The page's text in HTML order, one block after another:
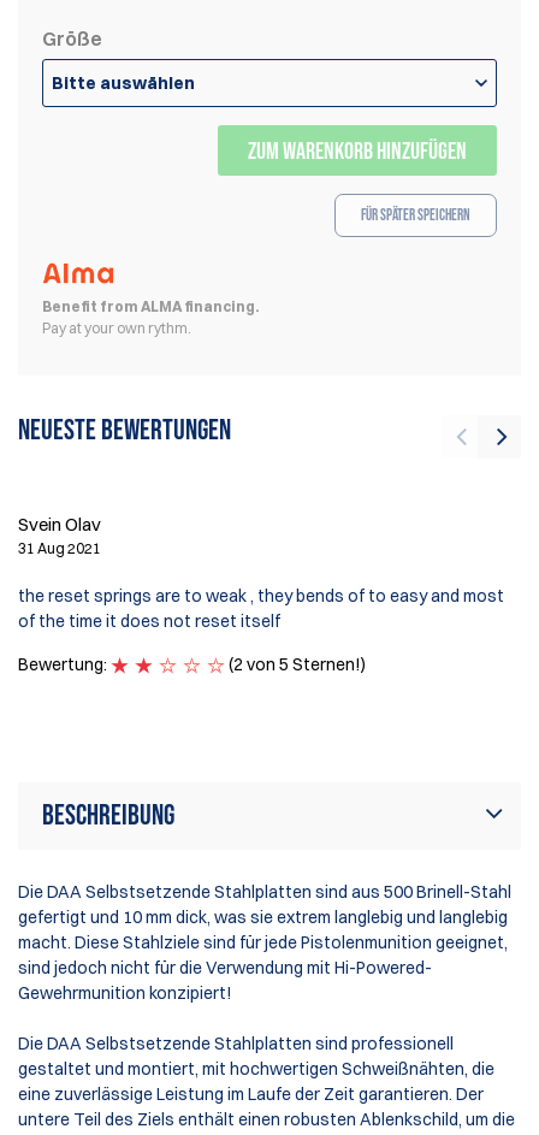
Größe
Bitte auswählen
ZUM WARENKORB HINZUFÜGEN
Für später speichern
Benefit from ALMA financing.
Pay at your own rythm.
Neueste Bewertungen
Svein Olav
31 Aug 2021
the reset springs are to weak , they bends of to easy and most
of the time it does not reset itself
Bewertung:
(2 von 5 Sternen!)
Beschreibung
Die DAA Selbstsetzende Stahlplatten sind aus 500 Brinell-Stahl
gefertigt und 10 mm dick, was sie extrem langlebig und langlebig
macht. Diese Stahlziele sind für jede Pistolenmunition geeignet,
sind jedoch nicht für die Verwendung mit Hi-Powered-
Gewehrmunition konzipiert!
Die DAA Selbstsetzende Stahlplatten sind professionell
gestaltet und montiert, mit hochwertigen Schweißnähten, die
eine zuverlässige Leistung im Laufe der Zeit garantieren. Der
untere Teil des Ziels enthält einen robusten Ablenkschild, um die